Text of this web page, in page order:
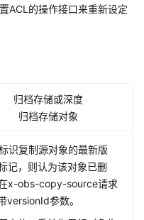
ACL的操作接口来重新设定
归档存储或深度
归档存储对象
识复制源对象的最新版
记，则认为该对象已删
x-obs-copy-source请求
versionId参数。